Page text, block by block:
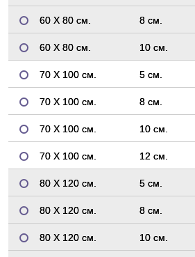
60 Х 80 см. 8 см.
60 Х 80 см. 10 см.
70 Х 100 см. 5 см.
70 Х 100 см. 8 см.
70 Х 100 см. 10 см.
70 Х 100 см. 12 см.
80 Х 120 см. 5 см.
80 Х 120 см. 8 см.
80 Х 120 см. 10 см.